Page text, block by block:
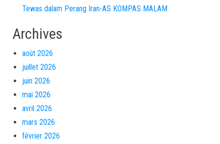
Tewas dalam Perang Iran-AS KOMPAS MALAM
Archives
août 2026
juillet 2026
juin 2026
mai 2026
avril 2026
mars 2026
février 2026